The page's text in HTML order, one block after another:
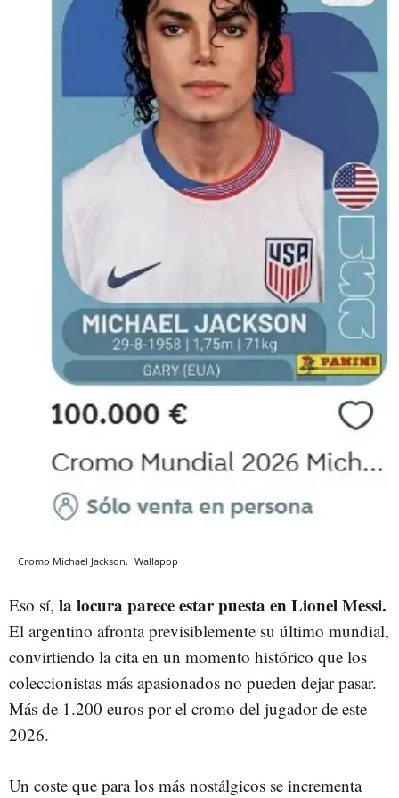
Cromo Michael Jackson. Wallapop
Eso sí, la locura parece estar puesta en Lionel Messi.
El argentino afronta previsiblemente su último mundial,
convirtiendo la cita en un momento histórico que los
coleccionistas más apasionados no pueden dejar pasar.
Más de 1.200 euros por el cromo del jugador de este
2026.
Un coste que para los más nostálgicos se incrementa